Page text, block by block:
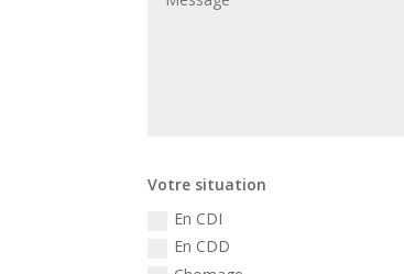
Votre situation
En CDI
En CDD